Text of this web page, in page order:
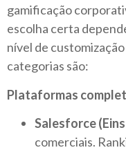
gamificação
escolha certa
nível de
categorias são:
Plataformas
Salesforce
comerciais.